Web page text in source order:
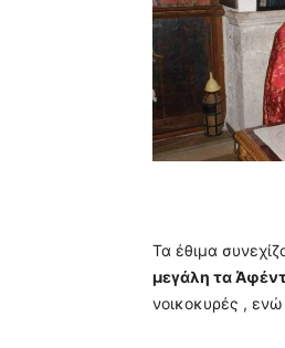
Τα έθιμα
μεγάλη τα
νοικοκυρές , ενώ